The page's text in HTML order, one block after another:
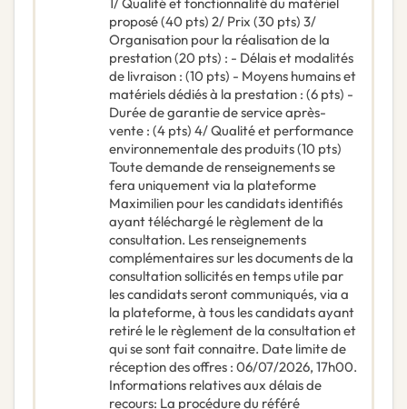
proposé (40 pts) 2/ Prix (30 pts) 3/
Organisation pour la réalisation de la
prestation (20 pts) : - Délais et modalités
de livraison : (10 pts) - Moyens humains et
matériels dédiés à la prestation : (6 pts) -
Durée de garantie de service après-
vente : (4 pts) 4/ Qualité et performance
environnementale des produits (10 pts)
Toute demande de renseignements se
fera uniquement via la plateforme
Maximilien pour les candidats identifiés
ayant téléchargé le règlement de la
consultation. Les renseignements
complémentaires sur les documents de la
consultation sollicités en temps utile par
les candidats seront communiqués, via a
la plateforme, à tous les candidats ayant
retiré le le règlement de la consultation et
qui se sont fait connaitre. Date limite de
réception des offres : 06/07/2026, 17h00.
Informations relatives aux délais de
recours: La procédure du référé